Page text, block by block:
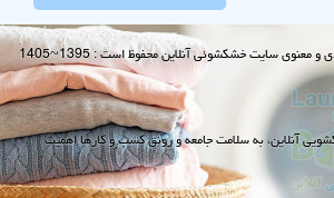
آنلاین، به سلامت جامعه و رونق کسب و کارها اهمیت